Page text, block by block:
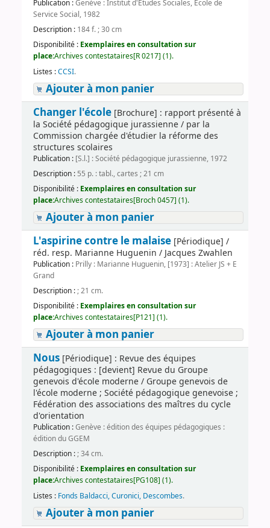
Publication :Genève : Institut d'Etudes Sociales, Ecole de
Service Social, 1982
Description : 184 f. ; 30 cm
Disponibilité : Exemplaires en consultation sur
place:Archives contestataires[R 0217] (1).
Listes :CCSI.
Ajouter à mon panier
Changer l'école[Brochure] : rapport présenté à
la Société pédagogique jurassienne / par la
Commission chargée d'étudier la réforme des
structures scolaires
Publication : [S.l.] : Société pédagogique jurassienne, 1972
Description : 55 p. : tabl., cartes ; 21 cm
Disponibilité : Exemplaires en consultation sur
place:Archives contestataires[Broch 0457] (1).
Ajouter à mon panier
L'aspirine contre le malaise[Périodique] /
réd. resp. Marianne Huguenin / Jacques Zwahlen
Publication : Prilly : Marianne Huguenin, [1973] : Atelier JS + E
Grand
Description :; 21 cm.
Disponibilité : Exemplaires en consultation sur
place:Archives contestataires[P121] (1).
Ajouter à mon panier
Nous[Périodique] : Revue des équipes
pédagogiques : [devient] Revue du Groupe
genevois d'école moderne / Groupe genevois de
l'école moderne ; Société pédagogique genevoise ;
Fédération des associations des maîtres du cycle
d'orientation
Publication :Genève : édition des équipes pédagogiques :
édition du GGEM
Description :; 34 cm.
Disponibilité : Exemplaires en consultation sur
place:Archives contestataires[PG108] (1).
Listes : Fonds Baldacci, Curonici, Descombes.
Ajouter à mon panier